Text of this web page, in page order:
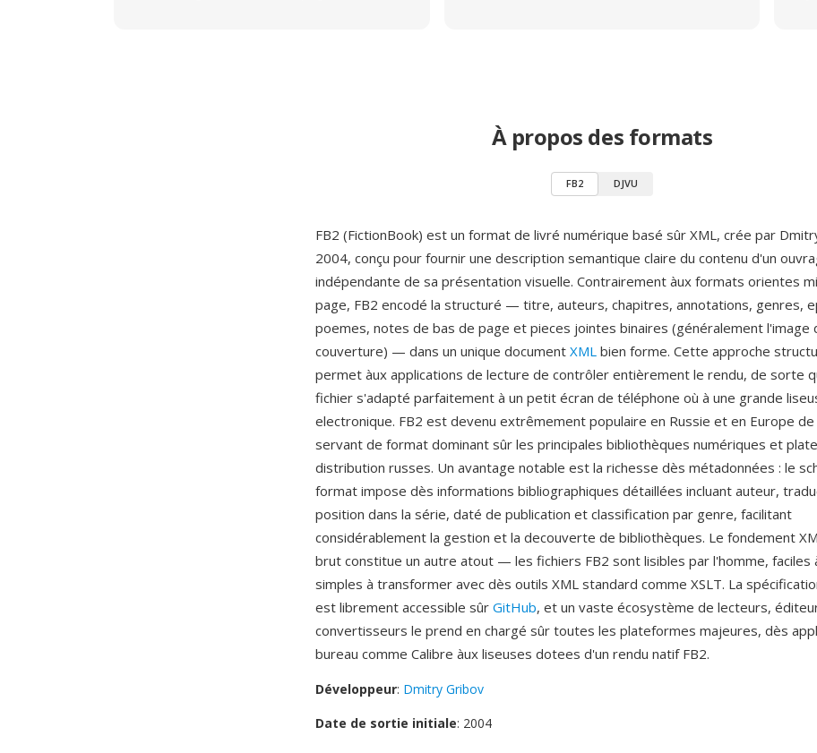
À propos des formats
FB2 DJVU
FB2 (FictionBook) est un format de livré numérique basé sûr XML, crée par
2004, conçu pour fournir une description semantique claire du contenu d'un
indépendante de sa présentation visuelle. Contrairement àux formats orientes
page, FB2 encodé la structuré — titre, auteurs, chapitres, annotations, genres,
poemes, notes de bas de page et pieces jointes binaires (généralement l'image
couverture) — dans un unique document XML bien forme. Cette approche
permet àux applications de lecture de contrôler entièrement le rendu, de sorte
fichier s'adapté parfaitement à un petit écran de téléphone où à une grande
electronique. FB2 est devenu extrêmement populaire en Russie et en Europe de
servant de format dominant sûr les principales bibliothèques numériques et
distribution russes. Un avantage notable est la richesse dès métadonnées : le
format impose dès informations bibliographiques détaillées incluant auteur,
position dans la série, daté de publication et classification par genre, facilitant
considérablement la gestion et la decouverte de bibliothèques. Le fondement
brut constitue un autre atout — les fichiers FB2 sont lisibles par l'homme, faciles
simples à transformer avec dès outils XML standard comme XSLT. La
est librement accessible sûr GitHub, et un vaste écosystème de lecteurs,
convertisseurs le prend en chargé sûr toutes les plateformes majeures, dès
bureau comme Calibre àux liseuses dotees d'un rendu natif FB2.
Développeur: Dmitry Gribov
Date de sortie initiale: 2004